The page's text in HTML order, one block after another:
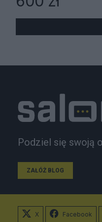
Podziel się swoją
ZAŁÓŻ BLOG
X Facebook